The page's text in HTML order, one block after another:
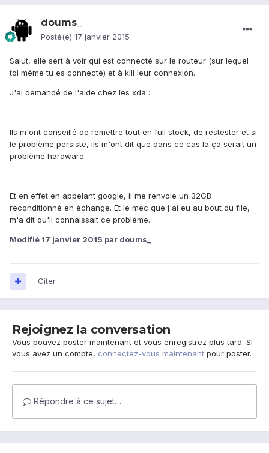
doums_
Posté(e) 17 janvier 2015
Salut, elle sert à voir qui est connecté sur le routeur (sur lequel
toi même tu es connecté) et à kill leur connexion.
J'ai demandé de l'aide chez les xda :
Ils m'ont conseillé de remettre tout en full stock, de restester et si
le problème persiste, ils m'ont dit que dans ce cas la ça serait un
problème hardware.
Et en effet en appelant google, il me renvoie un 32GB
reconditionné en échange. Et le mec que j'ai eu au bout du file,
m'a dit qu'il connaissait ce problème.
Modifié 17 janvier 2015 par doums_
Citer
Rejoignez la conversation
Vous pouvez poster maintenant et vous enregistrez plus tard. Si
vous avez un compte, connectez-vous maintenant pour poster.
Répondre à ce sujet…